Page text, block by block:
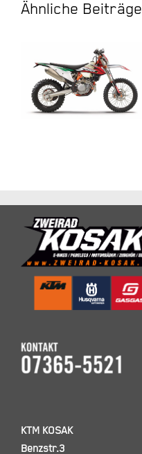
Ähnliche Beiträge
KTM 250 EXC-F
SIX DAYS 2020
KTM KOSAK
Benzstr.3